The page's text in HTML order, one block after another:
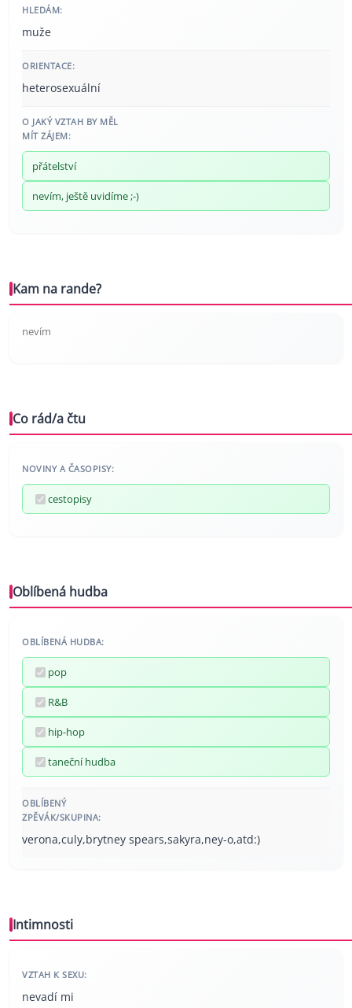
HLEDÁM:
muže
ORIENTACE:
heterosexuální
O JAKÝ VZTAH BY MĚL
MÍT ZÁJEM:
přátelství
nevím, ještě uvidíme ;-)
Kam na rande?
nevím
Co rád/a čtu
NOVINY A ČASOPISY:
cestopisy
Oblíbená hudba
OBLÍBENÁ HUDBA:
pop
R&B
hip-hop
taneční hudba
OBLÍBENÝ
ZPĚVÁK/SKUPINA:
verona,culy,brytney spears,sakyra,ney-o,atd:)
Intimnosti
VZTAH K SEXU:
nevadí mi